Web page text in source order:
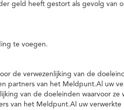
geld heeft gestort als gevolg van
te voegen.
de verwezenlijking van de
partners van het Meldpunt.Al uw
van de doeleinden waarvoor ze
van het Meldpunt.Al uw verwerkte